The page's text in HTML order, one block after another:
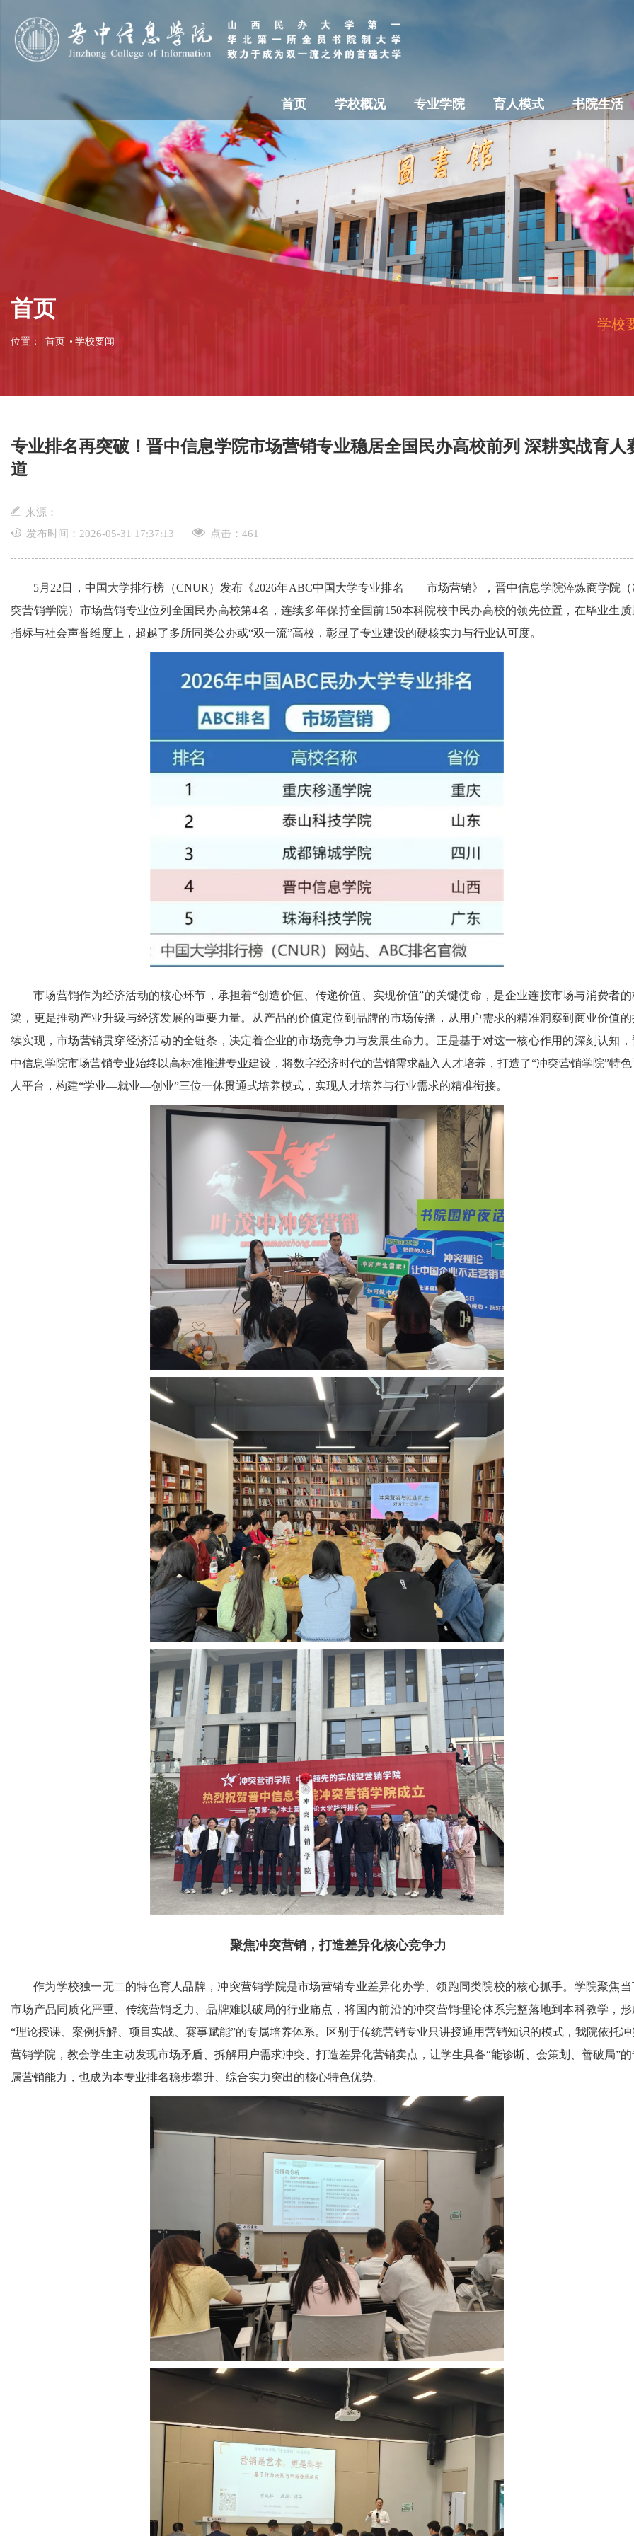
首页 学校概况 专业学院 育人模式 书院生活
首页
位置： 首页 学校要闻
学校
专业排名再突破！晋中信息学院市场营销专业稳居全国民办高校前列 深耕实战育人
道
来源：
发布时间：2026-05-31 17:37:13
点击： 461
5月22日，中国大学排行榜（CNUR）发布《2026年ABC中国大学专业排名——市场营销》，晋中信息学院淬炼商学院（
突营销学院）市场营销专业位列全国民办高校第4名，连续多年保持全国前150本科院校中民办高校的领先位置，在毕业生质
指标与社会声誉维度上，超越了多所同类公办或“双一流”高校，彰显了专业建设的硬核实力与行业认可度。
市场营销作为经济活动的核心环节，承担着“创造价值、传递价值、实现价值”的关键使命，是企业连接市场与消费者的
梁，更是推动产业升级与经济发展的重要力量。从产品的价值定位到品牌的市场传播，从用户需求的精准洞察到商业价值的
续实现，市场营销贯穿经济活动的全链条，决定着企业的市场竞争力与发展生命力。正是基于对这一核心作用的深刻认知，
中信息学院市场营销专业始终以高标准推进专业建设，将数字经济时代的营销需求融入人才培养，打造了“冲突营销学院”特色
人平台，构建“学业—就业—创业”三位一体贯通式培养模式，实现人才培养与行业需求的精准衔接。
聚焦冲突营销，打造差异化核心竞争力
作为学校独一无二的特色育人品牌，冲突营销学院是市场营销专业差异化办学、领跑同类院校的核心抓手。学院聚焦当
市场产品同质化严重、传统营销乏力、品牌难以破局的行业痛点，将国内前沿的冲突营销理论体系完整落地到本科教学，形
“理论授课、案例拆解、项目实战、赛事赋能”的专属培养体系。区别于传统营销专业只讲授通用营销知识的模式，我院依托冲
营销学院，教会学生主动发现市场矛盾、拆解用户需求冲突、打造差异化营销卖点，让学生具备“能诊断、会策划、善破局”的
属营销能力，也成为本专业排名稳步攀升、综合实力突出的核心特色优势。